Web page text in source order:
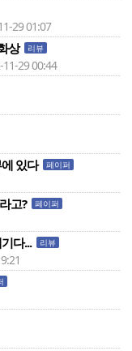
29 01:07
상 리뷰
29 00:44
있다 페이퍼
고? 페이퍼
다... 리뷰